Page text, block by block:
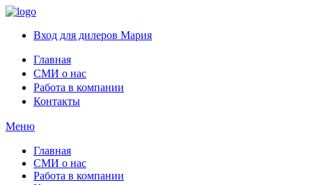
Вход для дилеров Мария
Главная
СМИ о нас
Работа в компании
Контакты
Меню
Главная
СМИ о нас
Работа в компании